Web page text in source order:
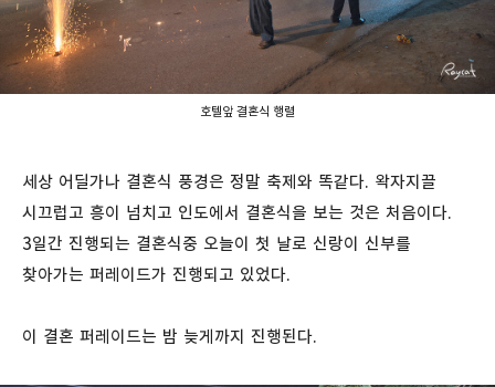
호텔앞 결혼식 행렬
세상 어딜가나 결혼식 풍경은 정말 축제와 똑같다. 왁자지끌
시끄럽고 흥이 넘치고 인도에서 결혼식을 보는 것은 처음이다.
3일간 진행되는 결혼식중 오늘이 첫 날로 신랑이 신부를
찾아가는 퍼레이드가 진행되고 있었다.
이 결혼 퍼레이드는 밤 늦게까지 진행된다.